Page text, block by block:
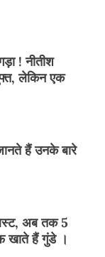
! नीतीश
लेकिन एक
हैं उनके बारे
अब तक 5
खाते हैं गुंडे ।